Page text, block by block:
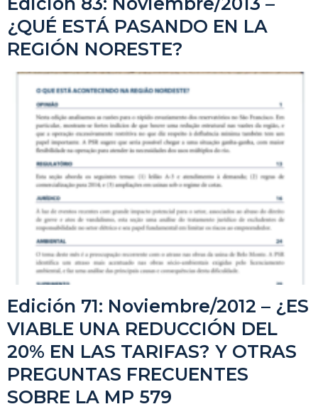
¿QUÉ ESTÁ PASANDO EN LA
REGIÓN NORESTE?
Edición 71: Noviembre/2012 – ¿ES
VIABLE UNA REDUCCIÓN DEL
20% EN LAS TARIFAS? Y OTRAS
PREGUNTAS FRECUENTES
SOBRE LA MP 579